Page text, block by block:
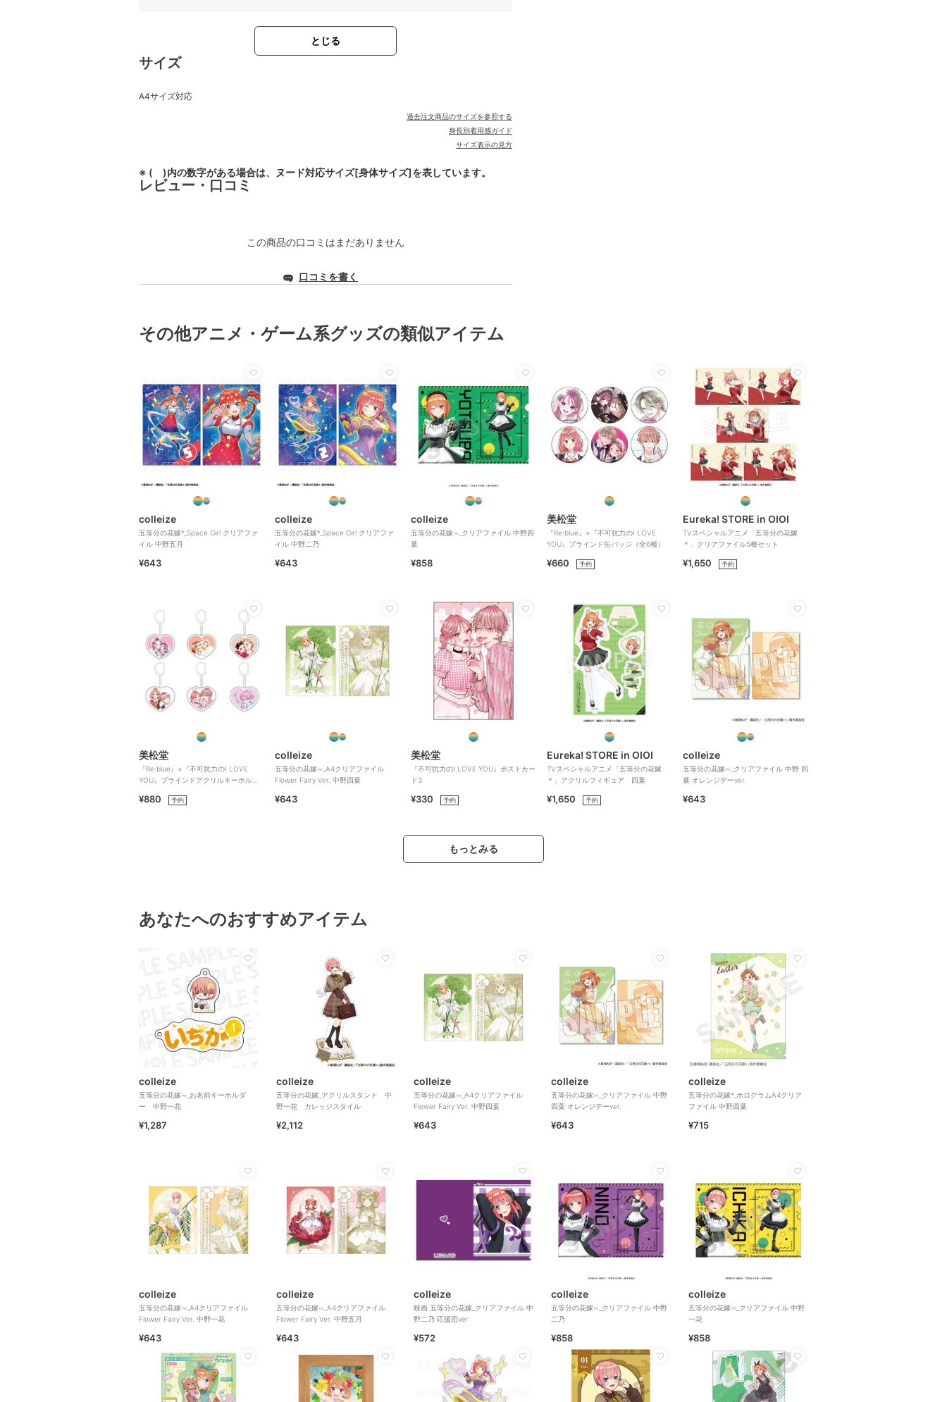
とじる
サイズ
A4サイズ対応
過去注文商品のサイズを参照する
身長別着用感ガイド
サイズ表示の見方
※ ( )内の数字がある場合は、ヌード対応サイズ[身体サイズ]を表しています。
レビュー・口コミ
この商品の口コミはまだありません
口コミを書く
その他アニメ・ゲーム系グッズの類似アイテム
colleize
五等分の花嫁*_Space Girl クリアファ
イル 中野五月
¥643
colleize
五等分の花嫁*_Space Girl クリアファ
イル 中野二乃
¥643
colleize
五等分の花嫁∽_クリアファイル 中野四
葉
¥858
美松堂
『Re:blue』×『不可抗力のI LOVE
YOU』ブラインド缶バッジ（全6種）
¥660 予約
Eureka! STORE in OIOI
TVスペシャルアニメ「五等分の花嫁
＊」クリアファイル5種セット
¥1,650 予約
美松堂
『Re:blue』×『不可抗力のI LOVE
YOU』ブラインドアクリルキーホルダ
¥880 予約
colleize
五等分の花嫁∽_A4クリアファイル
Flower Fairy Ver. 中野四葉
¥643
美松堂
『不可抗力のI LOVE YOU』ポストカー
ド3
¥330 予約
Eureka! STORE in OIOI
TVスペシャルアニメ「五等分の花嫁
＊」アクリルフィギュア 四葉
¥1,650 予約
colleize
五等分の花嫁∽_クリアファイル 中野 四
葉 オレンジデーver.
¥643
もっとみる
あなたへのおすすめアイテム
colleize
五等分の花嫁∽_お名前キーホルダ
ー 中野一花
¥1,287
colleize
五等分の花嫁_アクリルスタンド 中
野一花 カレッジスタイル
¥2,112
colleize
五等分の花嫁∽_A4クリアファイル
Flower Fairy Ver. 中野四葉
¥643
colleize
五等分の花嫁∽_クリアファイル 中野
四葉 オレンジデーver.
¥643
colleize
五等分の花嫁*_ホログラムA4クリア
ファイル 中野四葉
¥715
colleize
五等分の花嫁∽_A4クリアファイル
Flower Fairy Ver. 中野一花
¥643
colleize
五等分の花嫁∽_A4クリアファイル
Flower Fairy Ver. 中野五月
¥643
colleize
映画 五等分の花嫁_クリアファイル 中
野二乃 応援団ver
¥572
colleize
五等分の花嫁∽_クリアファイル 中野
二乃
¥858
colleize
五等分の花嫁∽_クリアファイル 中野
一花
¥858